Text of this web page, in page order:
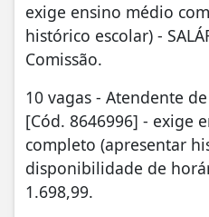
exige ensino médio
histórico escolar) -
Comissão.
10 vagas - Atendente
[Cód. 8646996] - exige
completo (apresentar
disponibilidade de
1.698,99.